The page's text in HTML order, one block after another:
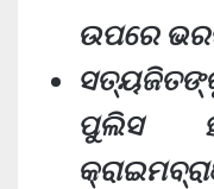
ଉପରେ
ପୁଲିସ